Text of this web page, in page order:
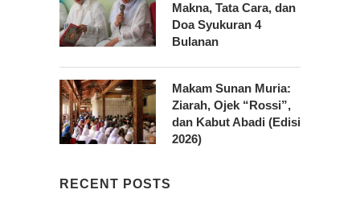
Makna, Tata Cara, dan
Doa Syukuran 4
Bulanan
Makam Sunan Muria:
Ziarah, Ojek “Rossi”,
dan Kabut Abadi (Edisi
2026)
RECENT POSTS